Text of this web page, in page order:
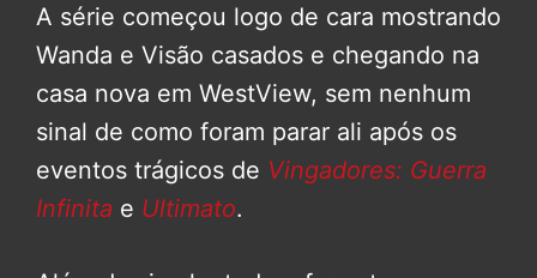
A série começou logo de cara mostrando
Wanda e Visão casados e chegando na
casa nova em WestView, sem nenhum
sinal de como foram parar ali após os
eventos trágicos de Vingadores: Guerra
Infinita e Ultimato.